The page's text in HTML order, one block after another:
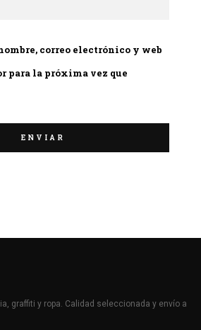
correo electrónico y web
para la próxima vez que
graffiti y ropa. Calidad seleccionada y envío a